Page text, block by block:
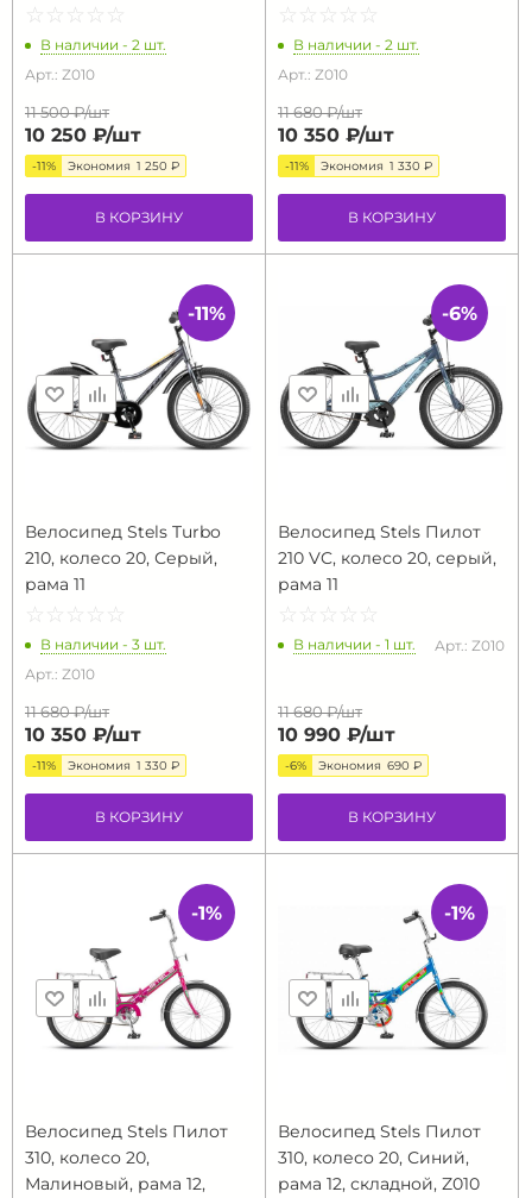
☆ ☆ ☆ ☆ ☆
★ ★ ★ ★ ★
В наличии - 2 шт.
Арт.: Z010
11 500 ₽/шт
10 250 ₽/шт
-11% Экономия 1 250 ₽
В КОРЗИНУ
☆ ☆ ☆ ☆ ☆
★ ★ ★ ★ ★
В наличии - 2 шт.
Арт.: Z010
11 680 ₽/шт
10 350 ₽/шт
-11% Экономия 1 330 ₽
В КОРЗИНУ
Велосипед Stels Turbo
210, колесо 20, Серый,
рама 11
☆ ☆ ☆ ☆ ☆
★ ★ ★ ★ ★
В наличии - 3 шт.
Арт.: Z010
11 680 ₽/шт
10 350 ₽/шт
-11% Экономия 1 330 ₽
В КОРЗИНУ
-11%
Велосипед Stels Пилот
210 VC, колесо 20, серый,
рама 11
☆ ☆ ☆ ☆ ☆
★ ★ ★ ★ ★
В наличии - 1 шт. Арт.: Z010
11 680 ₽/шт
10 990 ₽/шт
-6% Экономия 690 ₽
В КОРЗИНУ
-6%
Велосипед Stels Пилот
310, колесо 20,
Малиновый, рама 12,
-1%
Велосипед Stels Пилот
310, колесо 20, Синий,
рама 12, складной, Z010
-1%